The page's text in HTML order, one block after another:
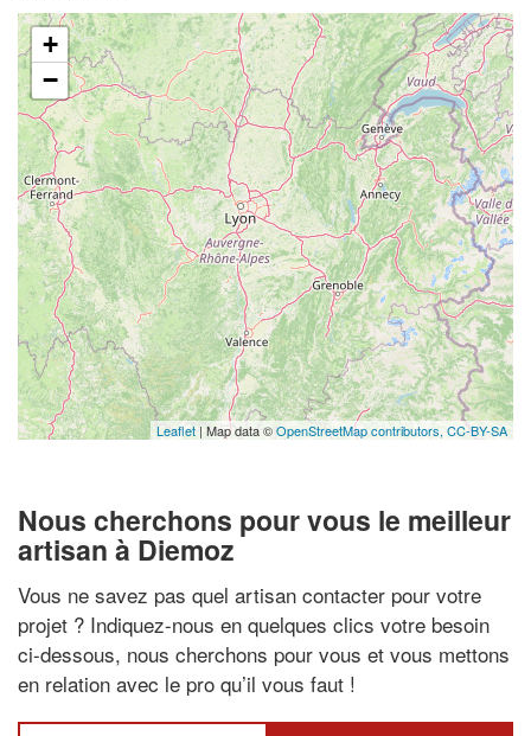
+
−
Leaflet | Map data ©OpenStreetMap contributors, CC-BY-SA
Nous cherchons pour vous le meilleur
artisan à Diemoz
Vous ne savez pas quel artisan contacter pour votre
projet ? Indiquez-nous en quelques clics votre besoin
ci-dessous, nous cherchons pour vous et vous mettons
en relation avec le pro qu’il vous faut !